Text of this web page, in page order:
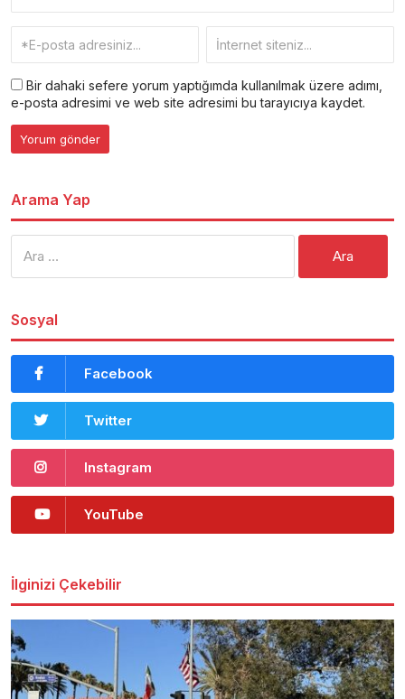
Bir dahaki sefere yorum yaptığımda kullanılmak üzere adımı,
e-posta adresimi ve web site adresimi bu tarayıcıya kaydet.
Arama Yap
Sosyal
Facebook
Twitter
Instagram
YouTube
İlginizi Çekebilir